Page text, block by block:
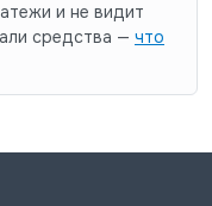
и не видит
средства — что